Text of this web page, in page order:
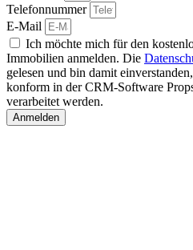
Telefonnummer
E-Mail
Ich möchte mich für den
Immobilien anmelden. Die
gelesen und bin damit
konform in der CRM-Software
verarbeitet werden.
Anmelden